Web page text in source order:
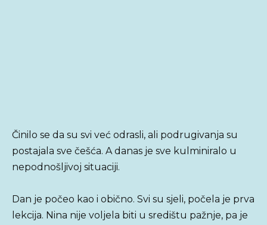
Činilo se da su svi već odrasli, ali podrugivanja su
postajala sve češća. A danas je sve kulminiralo u
nepodnošljivoj situaciji.
Dan je počeo kao i obično. Svi su sjeli, počela je prva
lekcija. Nina nije voljela biti u središtu pažnje, pa je